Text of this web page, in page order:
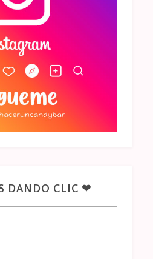
DANDO CLIC ❤